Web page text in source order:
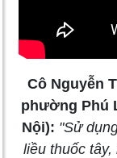
Cô Nguyễn
phường Phú
Nội): "Sử
liều thuốc tây,